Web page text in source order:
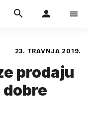
23. TRAVNJA 2019.
prodaju